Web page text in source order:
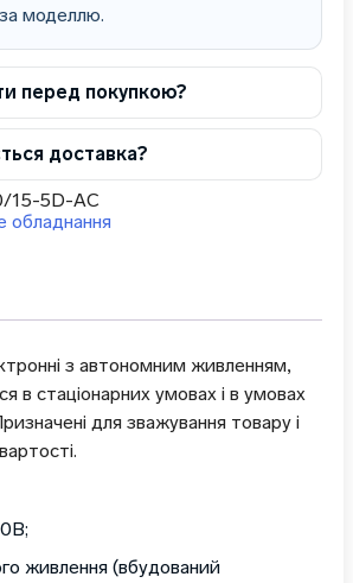
моделлю.
перед покупкою?
доставка?
15-5D-АС
обладнання
з автономним живленням,
в стаціонарних умовах і в умовах
для зважування товару і
живлення (вбудований